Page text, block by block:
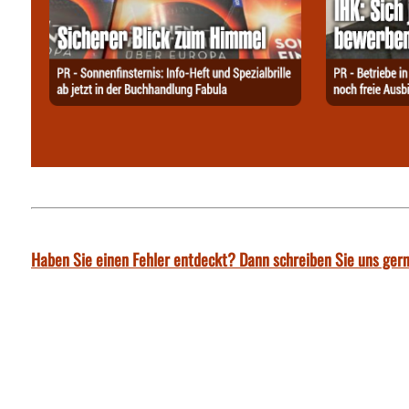
Haben Sie einen Fehler entdeckt? Dann schreiben Sie uns